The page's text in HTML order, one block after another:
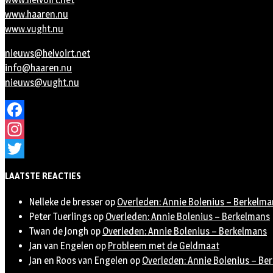
www.haaren.nu
www.vught.nu
nieuws@helvoirt.net
info@haaren.nu
nieuws@vught.nu
Facebook
Instagram
LAATSTE REACTIES
Nelleke de bresser op Overleden: Annie Bolenius –
Peter Tuerlings op Overleden: Annie Bolenius – Berkelmans
Twan de Jongh op Overleden: Annie Bolenius – Berkelmans
Jan van Engelen op Probleem met de Geldmaat
Jan en Roos van Engelen op Overleden: Annie Bolenius –